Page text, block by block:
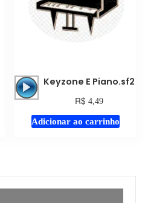
Tocador
áudio
Keyzone E Piano.sf2
R$ 4,49
Adicionar ao carrinho